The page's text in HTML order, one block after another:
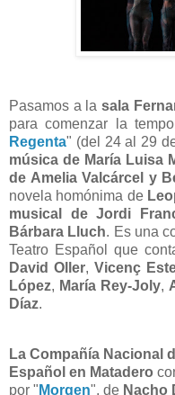
Pasamos a la sala
para comenzar la
Regenta" (del 24 al 29
música de María Luisa
de Amelia Valcárcel y
novela homónima de
musical de Jordi
Bárbara Lluch. Es una
Teatro Español que
David Oller,Vicenç
López, María Rey-Joly,
Díaz.
La Compañía Nacional
Español en Matadero
por " Morgen", de Nacho